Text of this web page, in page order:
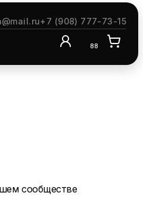
+7 (908) 777-73-15
88
сообществе